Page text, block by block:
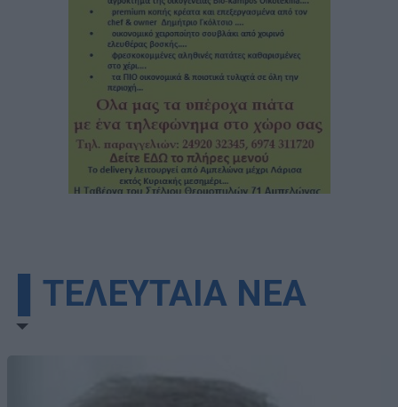
▌ΤΕΛΕΥΤΑΙΑ ΝΕΑ